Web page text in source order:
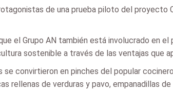
de una prueba piloto del proyecto
el Grupo AN también está involucrado en
sostenible a través de las ventajas que
convirtieron en pinches del popular
rellenas de verduras y pavo, empanadillas